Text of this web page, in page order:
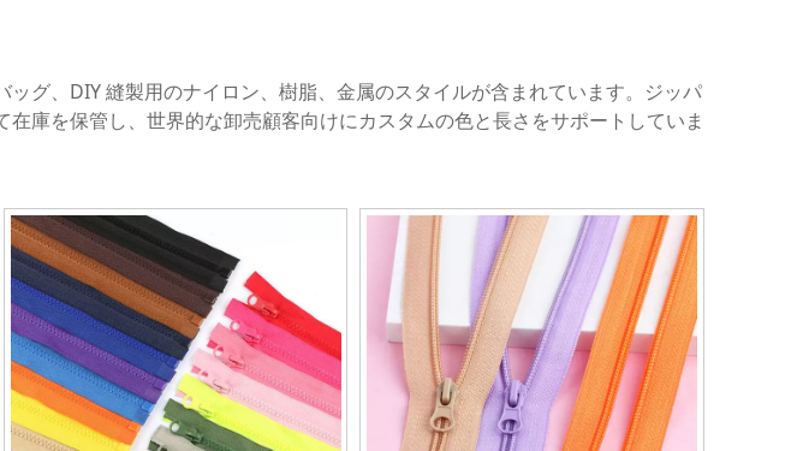
グ、DIY 縫製用のナイロン、樹脂、金属のスタイルが含まれています。ジッパ
庫を保管し、世界的な卸売顧客向けにカスタムの色と長さをサポートしていま